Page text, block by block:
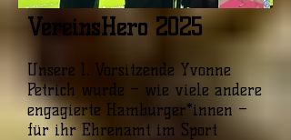
VereinsHero 2025
Unsere 1. Vorsitzende Yvonne
Petrich wurde – wie viele andere
engagierte Hamburger*innen –
für ihr Ehrenamt im Sport